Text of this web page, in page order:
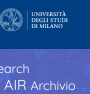
AIR Archivio